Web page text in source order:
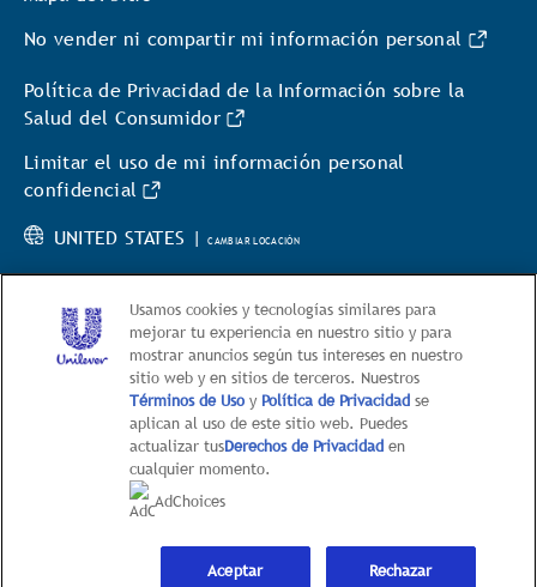
No vender ni compartir mi información personal
Política de Privacidad de la Información sobre la
Salud del Consumidor
Limitar el uso de mi información personal
confidencial
UNITED STATES |CAMBIAR LOCACIÓN
© 2026 Hellmann’s
This web site is directed only to U.S. consumers for
products and services of Unilever United States.
This web site is not directed to consumers outside of
Usamos cookies y tecnologías similares para
mejorar tu experiencia en nuestro sitio y para
mostrar anuncios según tus intereses en nuestro
sitio web y en sitios de terceros. Nuestros
Términos de Uso y Política de Privacidadse
aplican al uso de este sitio web. Puedes
actualizar tusDerechos de Privacidad en
cualquier momento.
AdChoices
Rechazar
Aceptar